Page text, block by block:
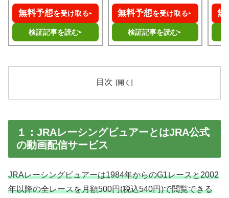
無料予想を受け取る
検証記事を読む
無料予想を受け取る
検証記事を読む
無
目次
１：JRAレーシングビュアーとはJRA公式
の動画配信サービス
JRAレーシングビュアーは1984年からのG1レースと2002
年以降の全レースを月額500円(税込540円)で閲覧できる